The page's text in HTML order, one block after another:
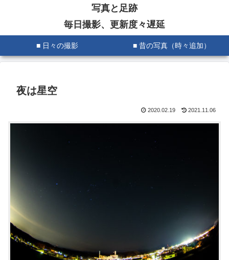
写真と足跡
毎日撮影、更新度々遅延
■ 日々の撮影 ■ 昔の写真（時々追加）
夜は星空
2020.02.19 2021.11.06